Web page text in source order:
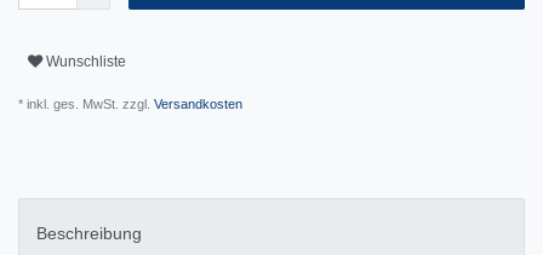
Wunschliste
* inkl. ges. MwSt. zzgl. Versandkosten
Beschreibung